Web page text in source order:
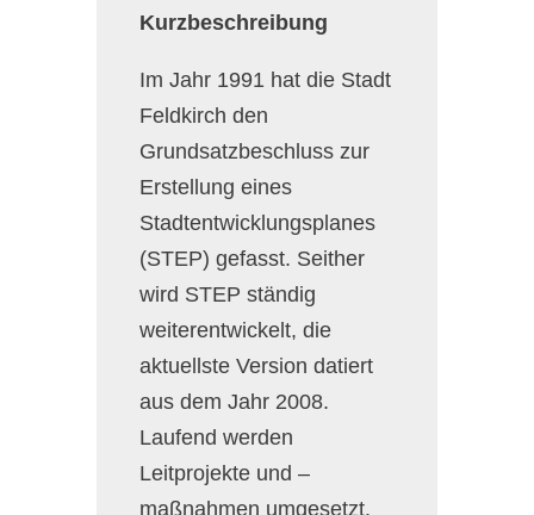
Kurzbeschreibung
Im Jahr 1991 hat die Stadt
Feldkirch den
Grundsatzbeschluss zur
Erstellung eines
Stadtentwicklungsplanes
(STEP) gefasst. Seither
wird STEP ständig
weiterentwickelt, die
aktuellste Version datiert
aus dem Jahr 2008.
Laufend werden
Leitprojekte und –
maßnahmen umgesetzt.